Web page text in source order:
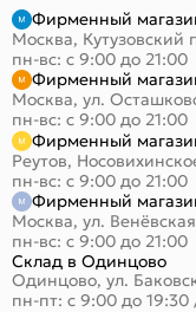
Фирменный
Москва, Кутузовский
пн-вс: с 9:00 до 21:00
Фирменный
Москва, ул.
пн-вс: с 9:00 до 21:00
Фирменный
Реутов,
пн-вс: с 9:00 до 21:00
Фирменный
Москва, ул.
пн-вс: с 9:00 до 21:00
Склад в Одинцово
Одинцово, ул.
пн-пт: с 9:00 до 19:30